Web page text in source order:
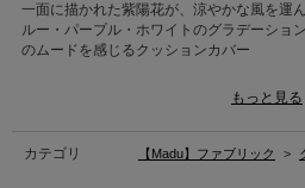
一面に描かれた紫陽花が、涼やかな風を運
ルー・パープル・ホワイトのグラデーショ
のムードを感じるクッションカバー
→商品のお取り扱い方法についてもっと見る
カテゴリ 【Madu】ファブリック >